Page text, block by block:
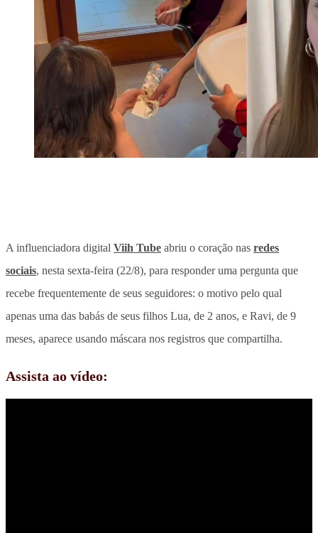
A influenciadora digital Viih Tube abriu o coração nas redes
sociais, nesta sexta-feira (22/8), para responder uma pergunta que
recebe frequentemente de seus seguidores: o motivo pelo qual
apenas uma das babás de seus filhos Lua, de 2 anos, e Ravi, de 9
meses, aparece usando máscara nos registros que compartilha.
Assista ao vídeo: